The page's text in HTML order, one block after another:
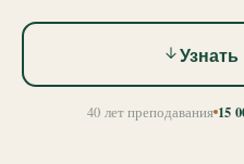
40 лет преподавания 15